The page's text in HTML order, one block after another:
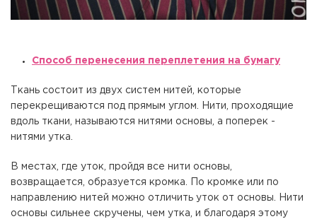
Способ перенесения переплетения на бумагу
Ткань состоит из двух систем нитей, которые
перекрещиваются под прямым углом. Нити, проходящие
вдоль ткани, называются нитями основы, а поперек -
нитями утка.
В местах, где уток, пройдя все нити основы,
возвращается, образуется кромка. По кромке или по
направлению нитей можно отличить уток от основы. Нити
основы сильнее скручены, чем утка, и благодаря этому